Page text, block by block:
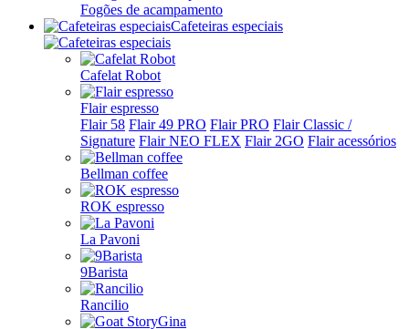
Fogões de acampamento
Cafeteiras especiais
Cafelat Robot
Flair espresso
Flair 58 Flair 49 PRO Flair PRO Flair Classic /
Signature Flair NEO FLEX Flair 2GO Flair acessórios
Bellman coffee
ROK espresso
La Pavoni
9Barista
Rancilio